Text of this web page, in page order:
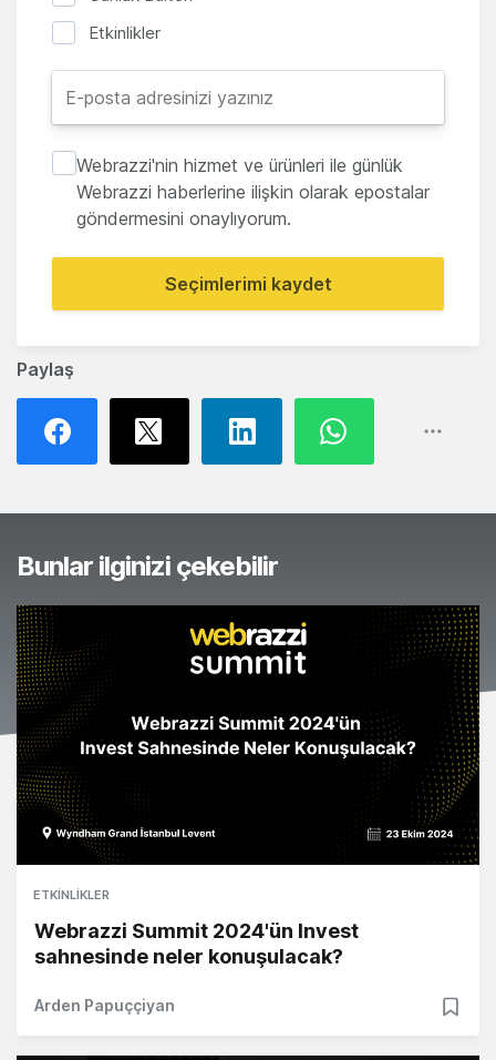
Paylaş
Etkinlikler
Webrazzi'nin hizmet ve ürünleri ile günlük
Webrazzi haberlerine ilişkin olarak epostalar
göndermesini onaylıyorum.
Seçimlerimi kaydet
Bunlar ilginizi çekebilir
ETKINLIKLER
Webrazzi Summit 2024'ün Invest
sahnesinde neler konuşulacak?
Arden Papuççiyan